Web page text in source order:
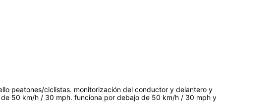
peatones/ciclistas. monitorización del conductor y delantero y
50 km/h / 30 mph. funciona por debajo de 50 km/h / 30 mph y